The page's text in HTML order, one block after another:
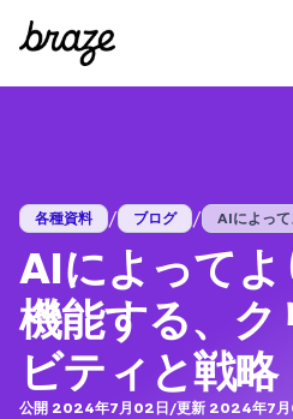
各種資料 / ブログ / AIによっ
AIによってよ
機能する、ク
ビティと戦略
公開 2024年7月02日/更新 2024年7